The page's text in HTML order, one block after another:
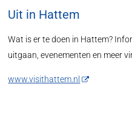
Uit in Hattem
Wat is er te doen in Hattem?
uitgaan, evenementen en meer
www.visithattem.nl